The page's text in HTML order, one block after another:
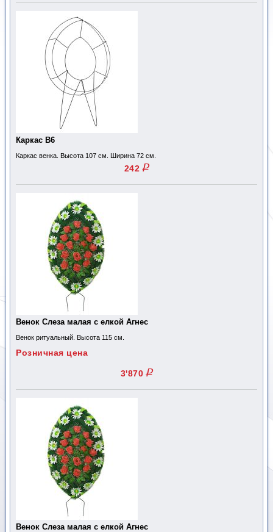
Каркас В6
Каркас венка. Высота 107 см. Ширина 72 см.
242 q
Венок Слеза малая с елкой Агнес
Венок ритуальный. Высота 115 см.
Розничная цена
3'870 q
Венок Слеза малая с елкой Агнес